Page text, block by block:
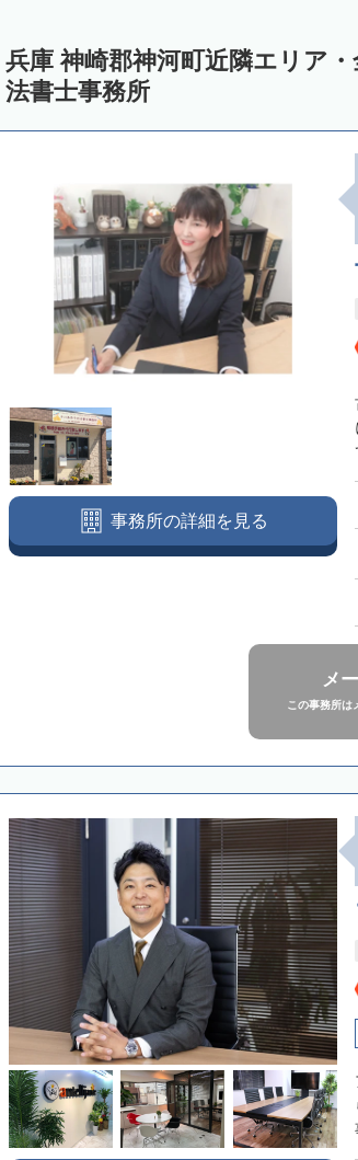
兵庫 神崎郡神河町近隣エリア
法書士事務所
事務所の詳細を見る
メ
この事務所は